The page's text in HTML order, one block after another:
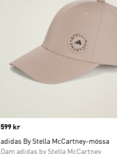
Price
599 kr
adidas By Stella McCartney-mössa
Dam adidas by Stella McCartney